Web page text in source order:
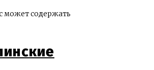
может содержать